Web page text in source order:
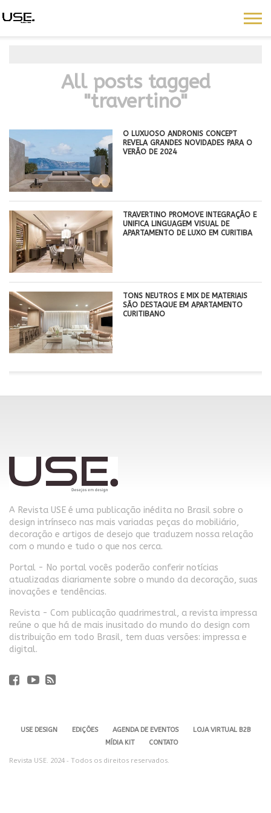
All posts tagged
"travertino"
O LUXUOSO ANDRONIS CONCEPT
REVELA GRANDES NOVIDADES PARA O
VERÃO DE 2024
TRAVERTINO PROMOVE INTEGRAÇÃO E
UNIFICA LINGUAGEM VISUAL DE
APARTAMENTO DE LUXO EM CURITIBA
TONS NEUTROS E MIX DE MATERIAIS
SÃO DESTAQUE EM APARTAMENTO
CURITIBANO
A Revista USE é uma publicação inédita no Brasil sobre o
design intrínseco nas mais variadas peças do mobiliário,
decoração e artigos de desejo que traduzem nossa relação
com o mundo e tudo o que nos cerca.
Portal - No portal vocês poderão conferir notícias
atualizadas diariamente sobre o mundo da decoração, suas
inovações e tendências.
Revista - Com publicação quadrimestral, a revista impressa
reúne o que há de mais inusitado do mundo do design com
distribuição em todo Brasil, tem duas versões: impressa e
digital.
USE DESIGN EDIÇÕES AGENDA DE EVENTOS
LOJA VIRTUAL B2B
MÍDIA KIT
CONTATO
Revista USE. 2024 - Todos os direitos reservados.